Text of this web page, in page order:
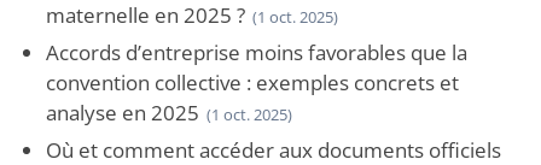
maternelle en 2025 ? (1 oct. 2025)
Accords d’entreprise moins favorables que la
convention collective : exemples concrets et
analyse en 2025 (1 oct. 2025)
Où et comment accéder aux documents officiels